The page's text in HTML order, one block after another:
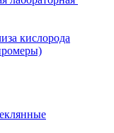
кислорода